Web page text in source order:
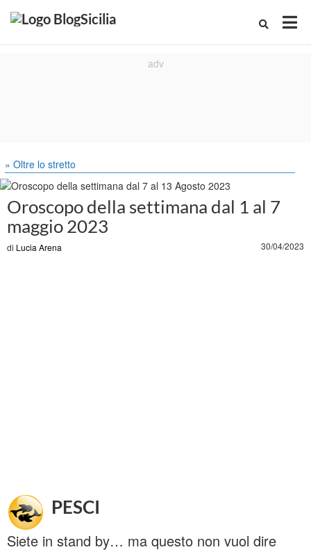
» Oltre lo stretto
Oroscopo della settimana dal 1 al 7
maggio 2023
di Lucia Arena 30/04/2023
PESCI
Siete in stand by… ma questo non vuol dire